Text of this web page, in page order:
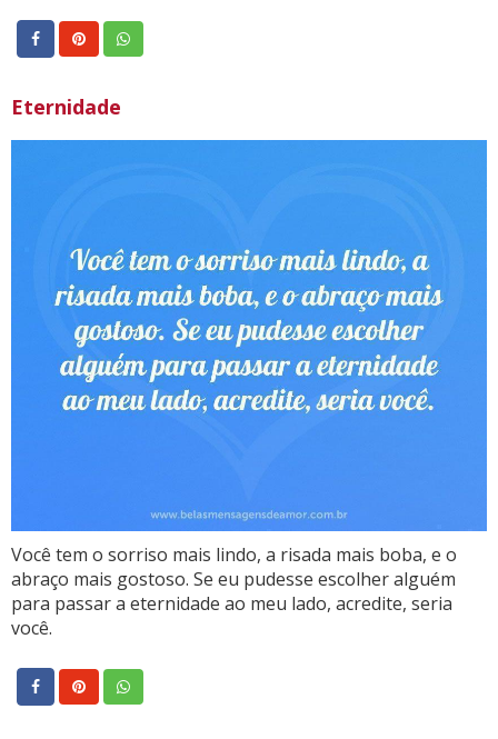
Eternidade
Você tem o sorriso mais lindo, a risada mais boba, e o
abraço mais gostoso. Se eu pudesse escolher alguém
para passar a eternidade ao meu lado, acredite, seria
você.